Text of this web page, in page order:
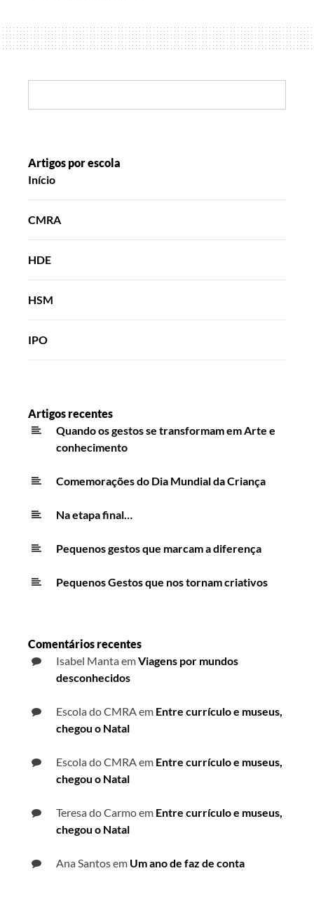
minhocas,
espelhos
outros
Artigos por escola
Início
CMRA
HDE
HSM
IPO
Artigos recentes
Quando os gestos se transformam em Arte e
conhecimento
Comemorações do Dia Mundial da Criança
Na etapa final…
Pequenos gestos que marcam a diferença
Pequenos Gestos que nos tornam criativos
Comentários recentes
Isabel MantaemViagens por mundos
desconhecidos
Escola do CMRA em Entre currículo e museus,
chegou o Natal
Escola do CMRA em Entre currículo e museus,
chegou o Natal
Teresa do Carmoem Entre currículo e museus,
chegou o Natal
Ana Santosem Um ano de faz de conta